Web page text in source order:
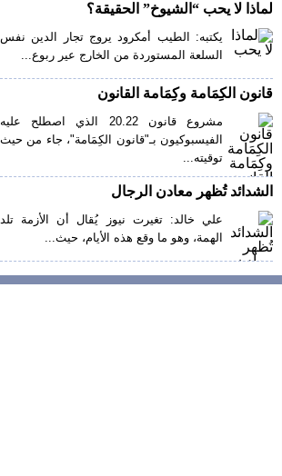
لا يحب “الشيوخ” الحقيقة؟
يكتبه: الطيب أمكرود يروج تجار الدين نفس
السلعة المستوردة من الخارج عير ربوع...
الكِمَامة وكِمَامة القانون
مشروع قانون 20.22 الذي اصطلح عليه
الفيسبوكيون بـ"قانون الكِمَامة"، جاء من حيث
توقيته...
تُظهر معادن الرجال
علي خالد: تغيرت نيوز يُقال أن الأزمة تلد
الهمة، وهو ما وقع هذه الأيام، حيث...